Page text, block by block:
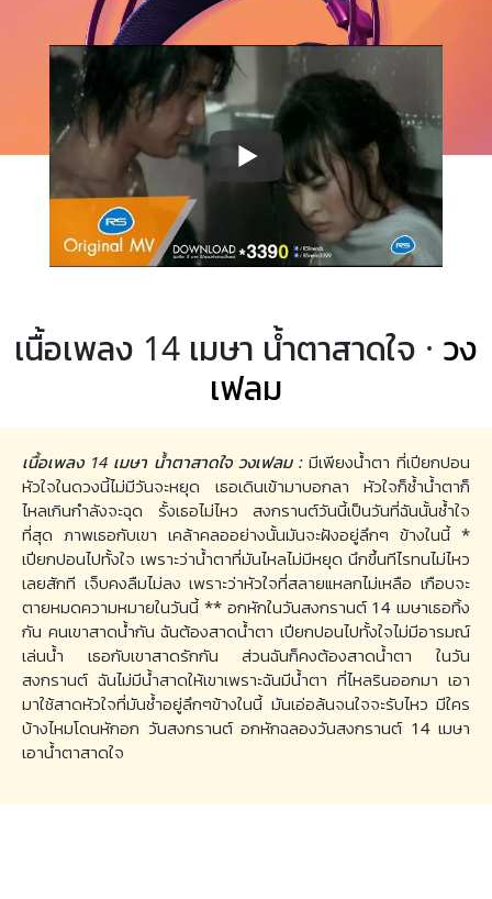
เนื้อเพลง 14 เมษา น้ำตาสาดใจ · วง
เฟลม
เนื้อเพลง 14 เมษา น้ำตาสาดใจ วงเฟลม :มีเพียงน้ำตา ที่เปียกปอน
หัวใจในดวงนี้ไม่มีวันจะหยุด เธอเดินเข้ามาบอกลา หัวใจก็ช้ำน้ำตาก็
ไหลเกินกำลังจะฉุด รั้งเธอไม่ไหว สงกรานต์วันนี้เป็นวันที่ฉันนั้นช้ำใจ
ที่สุด ภาพเธอกับเขา เคล้าคลออย่างนั้นมันจะฝังอยู่ลึกๆ ข้างในนี้ *
เปียกปอนไปทั้งใจ เพราะว่าน้ำตาที่มันไหลไม่มีหยุด นึกขึ้นทีไรทนไม่ไหว
เลยสักที เจ็บคงลืมไม่ลง เพราะว่าหัวใจที่สลายแหลกไม่เหลือ เกือบจะ
ตายหมดความหมายในวันนี้ ** อกหักในวันสงกรานต์ 14 เมษาเธอทิ้ง
กัน คนเขาสาดน้ำกัน ฉันต้องสาดน้ำตา เปียกปอนไปทั้งใจไม่มีอารมณ์
เล่นน้ำ เธอกับเขาสาดรักกัน ส่วนฉันก็คงต้องสาดน้ำตา ในวัน
สงกรานต์ ฉันไม่มีน้ำสาดให้เขาเพราะฉันมีน้ำตา ที่ไหลรินออกมา เอา
มาใช้สาดหัวใจที่มันช้ำอยู่ลึกๆข้างในนี้ มันเอ่อล้นจนใจจะรับไหว มีใคร
บ้างไหมโดนหักอก วันสงกรานต์ อกหักฉลองวันสงกรานต์ 14 เมษา
เอาน้ำตาสาดใจ